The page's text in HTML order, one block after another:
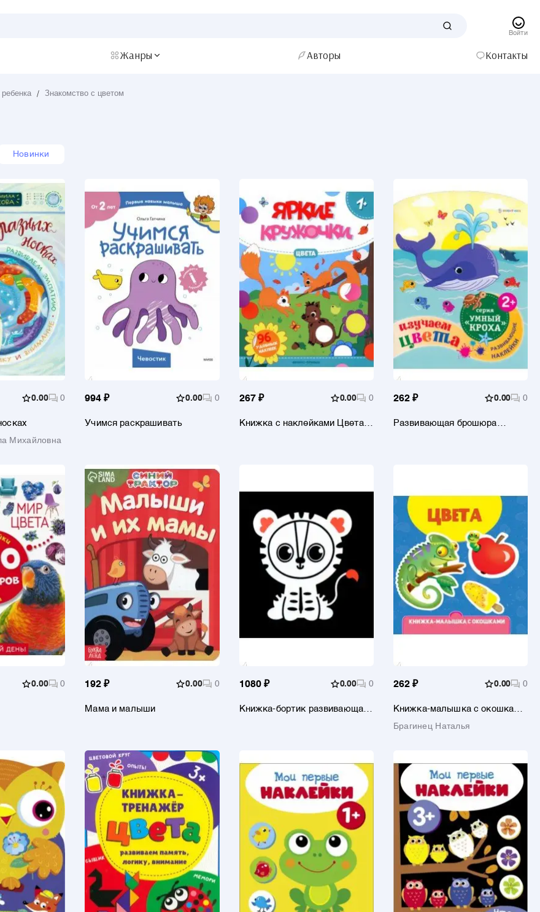
Войти
Жанры Авторы Контакты
/ Знакомство с цветом
Новинки
0.00 0
Михайловна
994 ₽ 0.00 0
Учимся раскрашивать
267 ₽ 0.00 0
Книжка с наклейками Цвета,
262 ₽ 0.00 0
Развивающая брошюра
0.00 0 192 ₽ 0.00 0
Мама и малыши
1080 ₽ 0.00 0
Книжка-бортик развивающая
262 ₽ 0.00 0
Книжка-малышка с окошками.
Брагинец Наталья